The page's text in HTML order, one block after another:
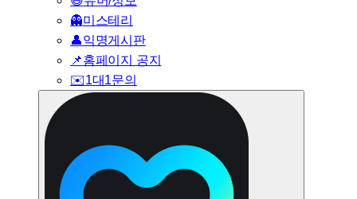
👻미스테리
👤익명게시판
📌홈페이지 공지
✉️1대1문의